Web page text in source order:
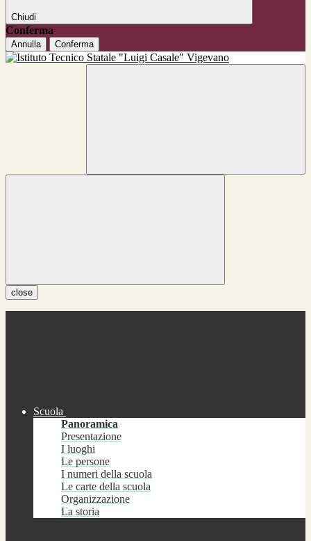
Chiudi
Conferma
Annulla Conferma
close
Scuola
Panoramica
Presentazione
I luoghi
Le persone
I numeri della scuola
Le carte della scuola
Organizzazione
La storia